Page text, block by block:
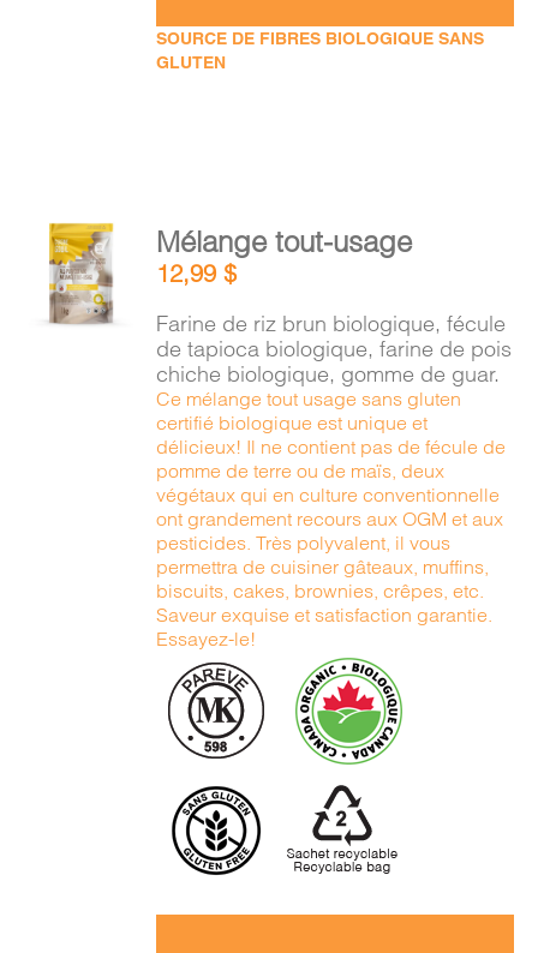
SOURCE DE FIBRES BIOLOGIQUE SANS
GLUTEN
AJOUTER
AU
PANIER
/
DÉTAILS
Mélange tout-usage
12,99$
Farine de riz brun biologique, fécule
de tapioca biologique, farine de pois
chiche biologique, gomme de guar.
Ce mélange tout usage sans gluten
certifié biologique est unique et
délicieux! Il ne contient pas de fécule de
pomme de terre ou de maïs, deux
végétaux qui en culture conventionnelle
ont grandement recours aux OGM et aux
pesticides. Très polyvalent, il vous
permettra de cuisiner gâteaux, muffins,
biscuits, cakes, brownies, crêpes, etc.
Saveur exquise et satisfaction garantie.
Essayez-le!